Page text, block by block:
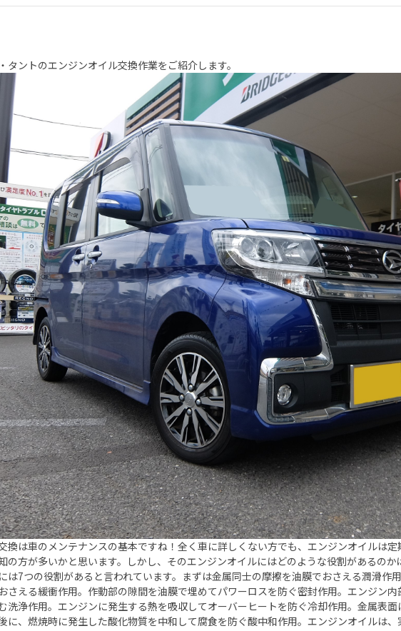
タントのエンジンオイル交換作業をご紹介します。
換は車のメンテナンスの基本ですね！全く車に詳しくない方でも、エンジンオイルは
の方が多いかと思います。しかし、そのエンジンオイルにはどのような役割があるのか
は7つの役割があると言われています。まずは金属同士の摩擦を油膜でおさえる潤滑作
さえる緩衝作用。作動部の隙間を油膜で埋めてパワーロスを防ぐ密封作用。エンジン
洗浄作用。エンジンに発生する熱を吸収してオーバーヒートを防ぐ冷却作用。金属表
に、燃焼時に発生した酸化物質を中和して腐食を防ぐ酸中和作用。エンジンオイルは